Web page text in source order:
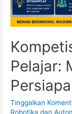
Pelajar:
Tinggalkan
Robotika dan